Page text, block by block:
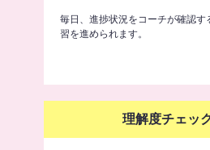
毎日、進捗状況をコーチが確認す
習を進められます。
理解度チェッ